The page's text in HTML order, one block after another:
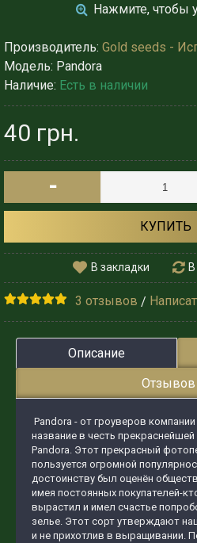
Нажмите, чтобы
Производитель: Gold seeds -
Модель: Pandora
Наличие: Есть в наличии
40 грн.
-
КУПИТЬ
В закладки
3 отзывов /
Описание
Отзывов
Pandora - от гроуверов
название в честь
Pandora. Этот прекрасный
пользуется огромной
достоинству был оценён
имея постоянных покупателей-
вырастил и имел счастье
зелье. Этот сорт утверждают
и не прихотлив в выращивании.